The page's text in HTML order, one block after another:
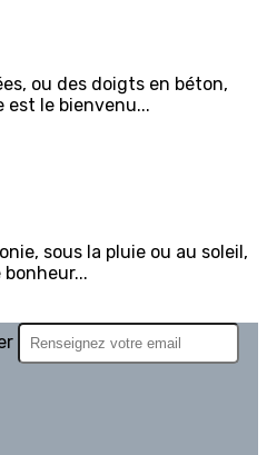
ou des doigts en béton,
est le bienvenu...
sous la pluie ou au soleil,